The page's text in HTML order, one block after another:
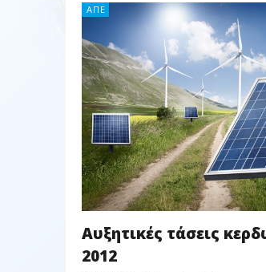
Νέα
ΑΠΕ
Αυξητικές τάσεις
2012